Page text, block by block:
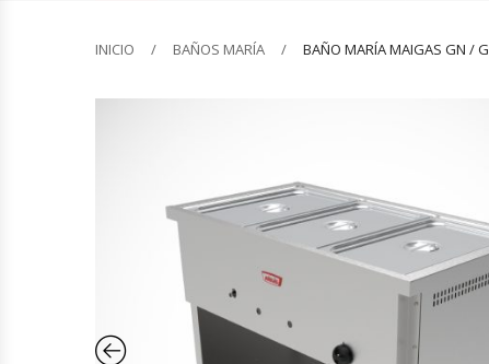
Calentadores De Platos
Cámaras Fermentadoras
INICIO BAÑOS MARÍA BAÑO MARÍA MAIGAS GN /